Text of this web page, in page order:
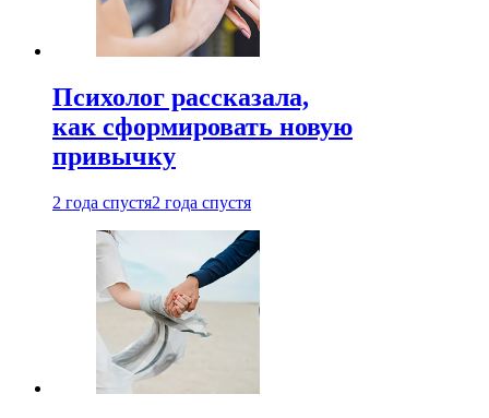
Психолог рассказала,
как сформировать новую
привычку
2 года спустя2 года спустя